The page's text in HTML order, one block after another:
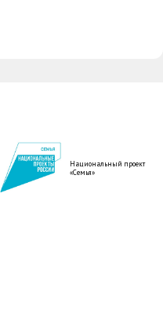
Национальный проект
«Семья»